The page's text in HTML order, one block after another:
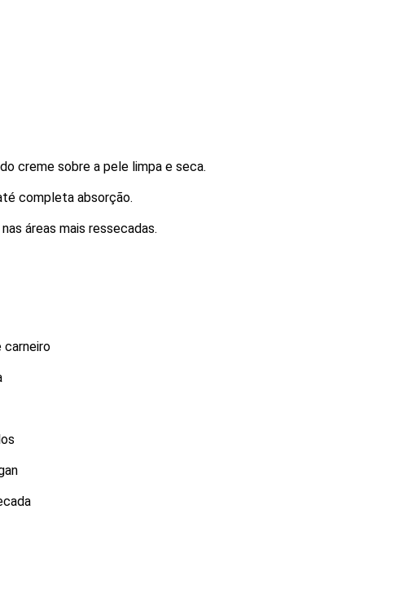
creme sobre a pele limpa e seca.
completa absorção.
áreas mais ressecadas.
carneiro